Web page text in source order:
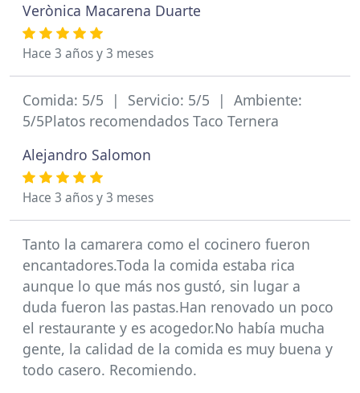
Verònica Macarena Duarte
Hace 3 años y 3 meses
Comida: 5/5 | Servicio: 5/5 | Ambiente:
5/5Platos recomendados Taco Ternera
Alejandro Salomon
Hace 3 años y 3 meses
Tanto la camarera como el cocinero fueron
encantadores.Toda la comida estaba rica
aunque lo que más nos gustó, sin lugar a
duda fueron las pastas.Han renovado un poco
el restaurante y es acogedor.No había mucha
gente, la calidad de la comida es muy buena y
todo casero. Recomiendo.